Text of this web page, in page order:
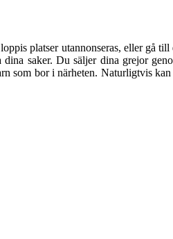
platser utannonseras, eller gå till
saker. Du säljer dina grejor
som bor i närheten. Naturligtvis